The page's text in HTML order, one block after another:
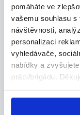
pomáháte ve
vašemu souhlasu
návštěvnosti,
personalizaci
vyhledávače,
nabídky a
práci/brigádu.
Doučujte
/ 45 min
Doučujte to, co
vyhov...
Kroměříž
Škola Populo